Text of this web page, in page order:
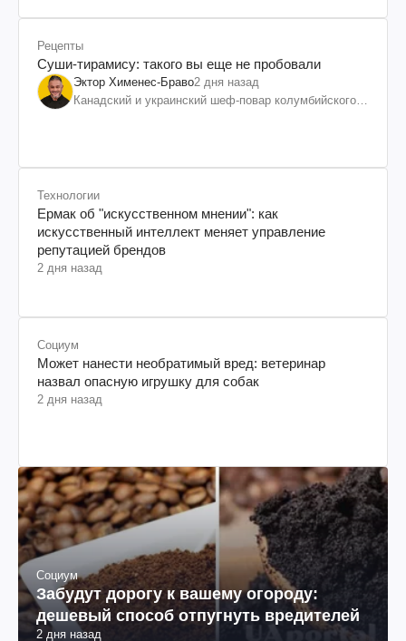
Рецепты
Суши-тирамису: такого вы еще не пробовали
Эктор Хименес-Браво2 дня назад
Канадский и украинский шеф-повар колумбийского
Технологии
Ермак об "искусственном мнении": как
искусственный интеллект меняет управление
репутацией брендов
2 дня назад
Социум
Может нанести необратимый вред: ветеринар
назвал опасную игрушку для собак
2 дня назад
Социум
Забудут дорогу к вашему огороду:
дешевый способ отпугнуть вредителей
2 дня назад